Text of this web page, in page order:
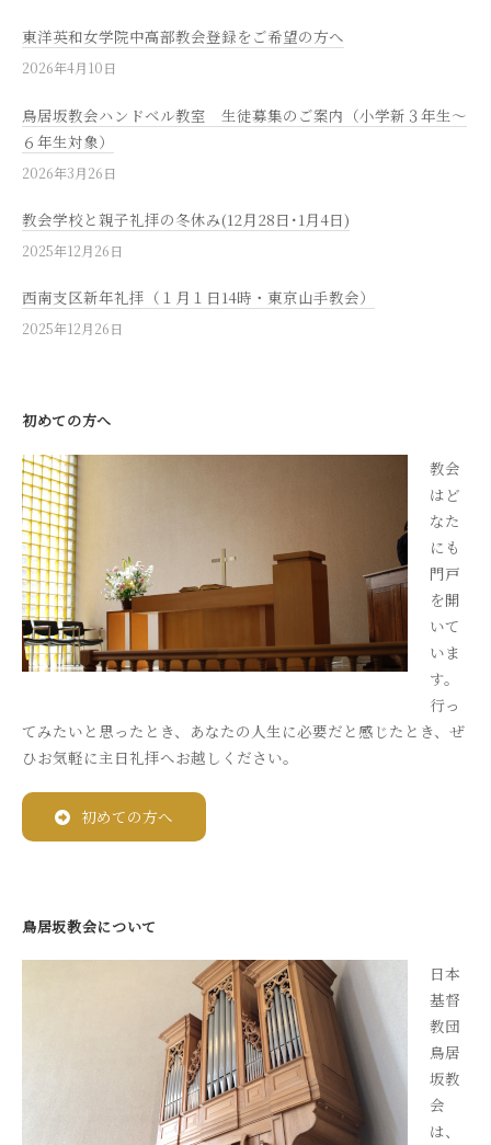
東洋英和女学院中高部教会登録をご希望の方へ
2026年4月10日
鳥居坂教会ハンドベル教室 生徒募集のご案内（小学新３年生～
６年生対象）
2026年3月26日
教会学校と親子礼拝の冬休み(12月28日･1月4日)
2025年12月26日
西南支区新年礼拝（１月１日14時・東京山手教会）
2025年12月26日
初めての方へ
教会
はど
なた
にも
門戸
を開
いて
いま
す。
行っ
てみたいと思ったとき、あなたの人生に必要だと感じたとき、ぜ
ひお気軽に主日礼拝へお越しください。
初めての方へ
鳥居坂教会について
日本
基督
教団
鳥居
坂教
会
は、